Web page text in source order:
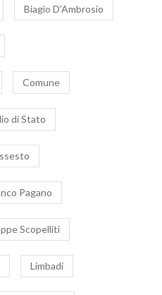
Biagio D’Ambrosio
Comune
di Stato
Pagano
Scopelliti
Limbadi